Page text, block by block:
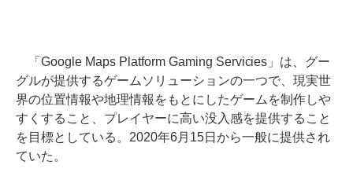
「Google Maps Platform Gaming Servicies」は、グー
グルが提供するゲームソリューションの一つで、現実世
界の位置情報や地理情報をもとにしたゲームを制作しや
すくすること、プレイヤーに高い没入感を提供すること
を目標としている。2020年6月15日から一般に提供され
ていた。